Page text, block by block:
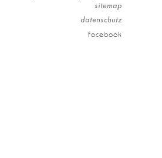
sitemap
datenschutz
facebook